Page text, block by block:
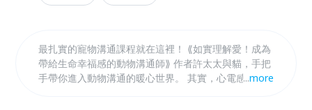
最扎實的寵物溝通課程就在這裡！ ⟪如實理解愛！成為
帶給生命幸福感的動物溝通師⟫ 作者許太太與貓，手把
手帶你進入動物溝通的暖心世界。 其實，心電感應和
...more